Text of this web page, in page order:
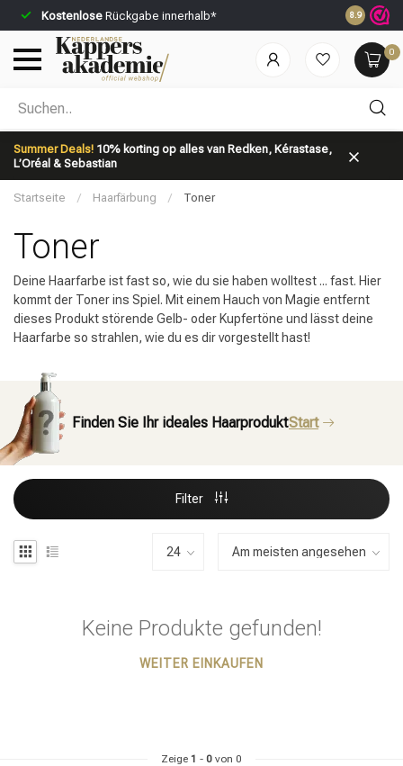
Kostenlose Rückgabe innerhalb* Vor 23:59
8.9
0
Summer Deals! 10% korting op alles van Redken, Kérastase,
L’Oréal & Sebastian
Nach welcher Kategorie suchst du?
Marken Haarpflege
Startseite / Haarfärbung / Toner
Toner
Deine Haarfarbe ist fast so, wie du sie haben wolltest ... fast. Hier
kommt der Toner ins Spiel. Mit einem Hauch von Magie entfernt
dieses Produkt störende Gelb- oder Kupfertöne und lässt deine
Haarfarbe so strahlen, wie du es dir vorgestellt hast!
Finden Sie Ihr ideales HaarproduktStart
Filter
Keine Produkte gefunden!
WEITER EINKAUFEN
Zeige 1 - 0 von 0